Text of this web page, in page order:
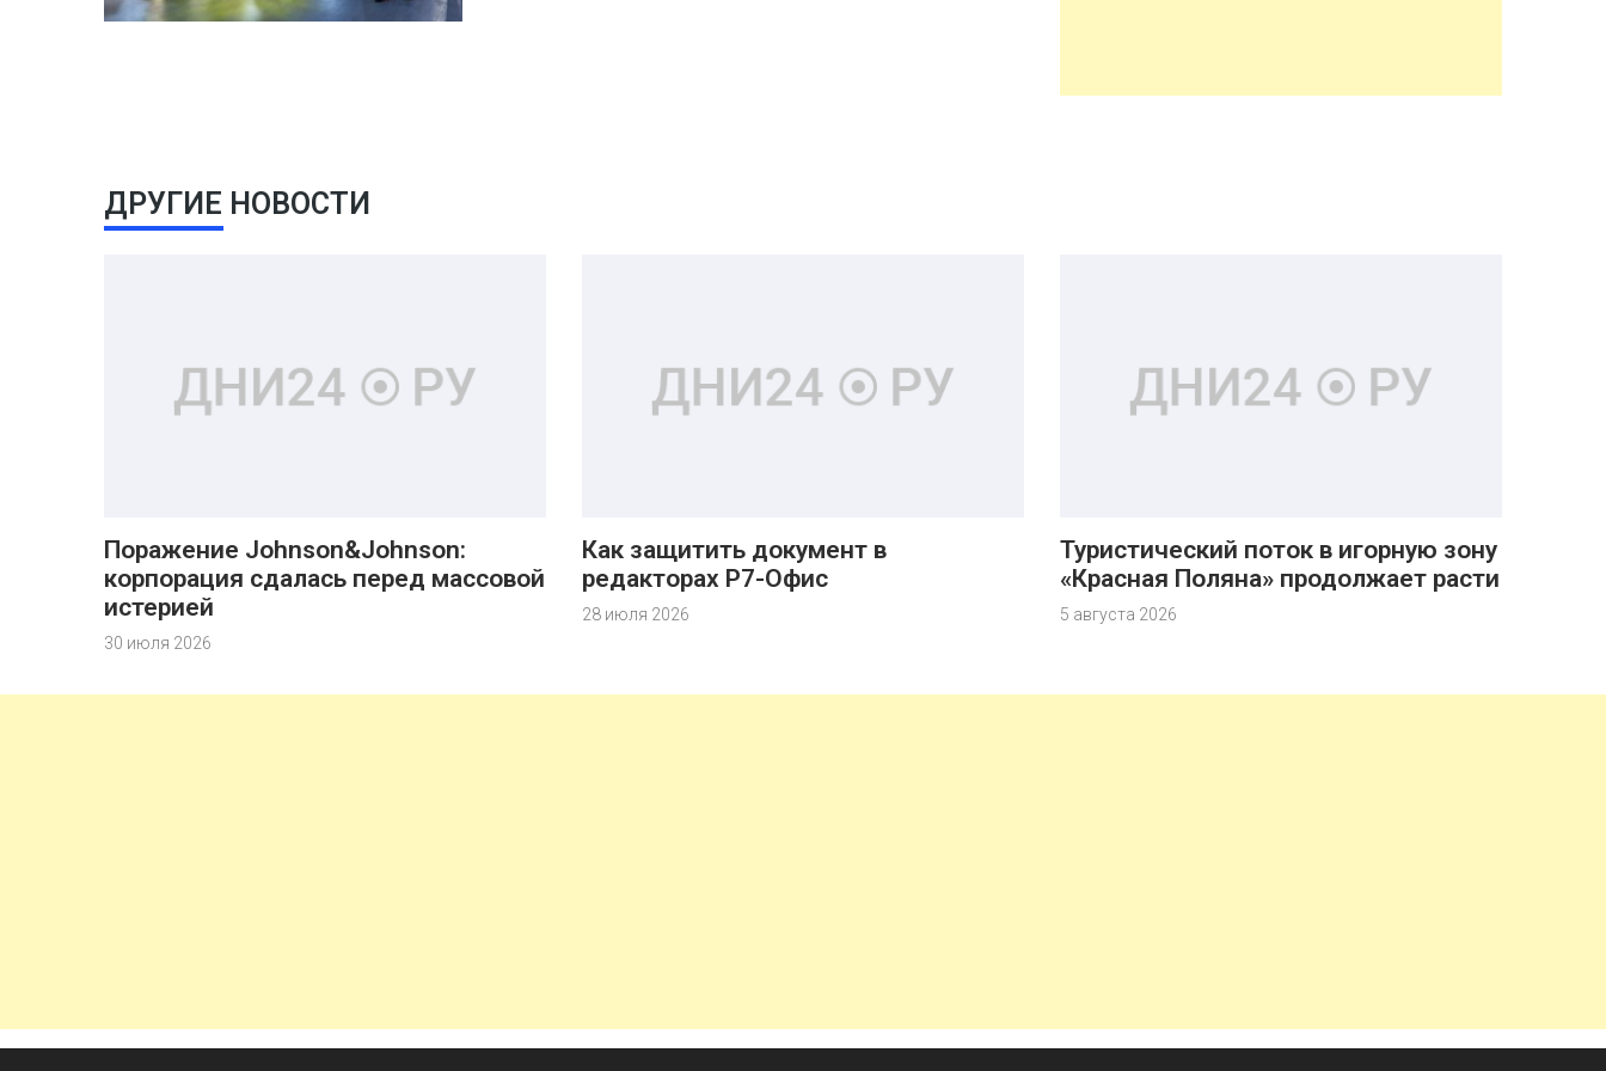
ДРУГИЕ НОВОСТИ
Поражение Johnson&Johnson:
корпорация сдалась перед массовой
истерией
30 июля 2026
Как защитить документ в
редакторах Р7-Офис
28 июля 2026
Туристический поток в игорную зону
«Красная Поляна» продолжает расти
5 августа 2026